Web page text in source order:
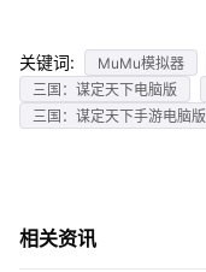
关键词: MuMu模拟器
三国：谋定天下电脑版
三国：谋定天下手游电脑版
相关资讯